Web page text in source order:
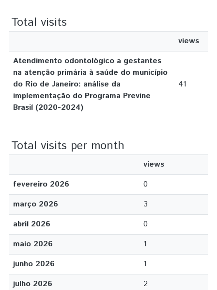
Total visits
views
Atendimento odontológico a gestantes
na atenção primária à saúde do município
do Rio de Janeiro: análise da
implementação do Programa Previne
Brasil (2020-2024)
41
Total visits per month
views
fevereiro 2026
0
março 2026
3
abril 2026
0
maio 2026
1
junho 2026
1
julho 2026
2